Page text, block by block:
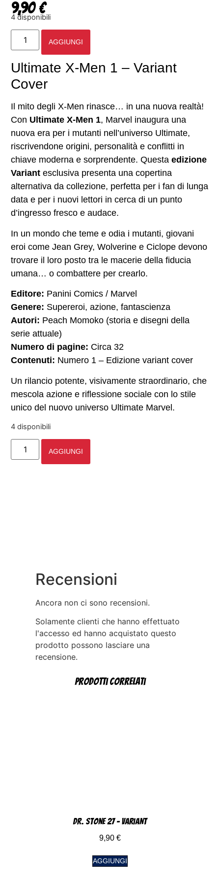
9,90€
4 disponibili
AGGIUNGI
Ultimate X-Men 1 – Variant
Cover
Il mito degli X-Men rinasce… in una nuova realtà!
Con Ultimate X-Men 1, Marvel inaugura una
nuova era per i mutanti nell’universo Ultimate,
riscrivendone origini, personalità e conflitti in
chiave moderna e sorprendente. Questaedizione
Variant esclusiva presenta una copertina
alternativa da collezione, perfetta per i fan di lunga
data e per i nuovi lettori in cerca di un punto
d’ingresso fresco e audace.
In un mondo che teme e odia i mutanti, giovani
eroi come Jean Grey, Wolverine e Ciclope devono
trovare il loro posto tra le macerie della fiducia
umana… o combattere per crearlo.
Editore: Panini Comics / Marvel
Genere: Supereroi, azione, fantascienza
Autori: Peach Momoko (storia e disegni della
serie attuale)
Numero di pagine: Circa 32
Contenuti: Numero 1 – Edizione variant cover
Un rilancio potente, visivamente straordinario, che
mescola azione e riflessione sociale con lo stile
unico del nuovo universo Ultimate Marvel.
4 disponibili
AGGIUNGI
Recensioni
Ancora non ci sono recensioni.
Solamente clienti che hanno effettuato
l'accesso ed hanno acquistato questo
prodotto possono lasciare una
recensione.
Prodotti correlati
DR. Stone 27 – Variant
9,90 €
AGGIUNGI